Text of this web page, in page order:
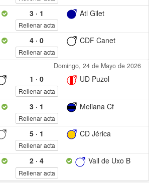
3· 1 Atl Gilet
Rellenar acta
4· 0 CDF Canet
Rellenar acta
Domingo, 24 de Mayo de 2026
1 · 0 UD Puzol
Rellenar acta
3· 1 Meliana Cf
Rellenar acta
5· 1 CD Jérica
Rellenar acta
2· 4 Vall de Uxo B
Rellenar acta